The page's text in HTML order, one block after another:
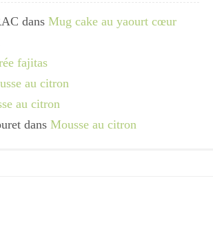
dans Mug cake au yaourt cœur
fajitas
au citron
au citron
dans Mousse au citron